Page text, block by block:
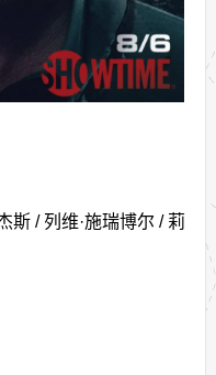
斯 / 列维·施瑞博尔 / 莉